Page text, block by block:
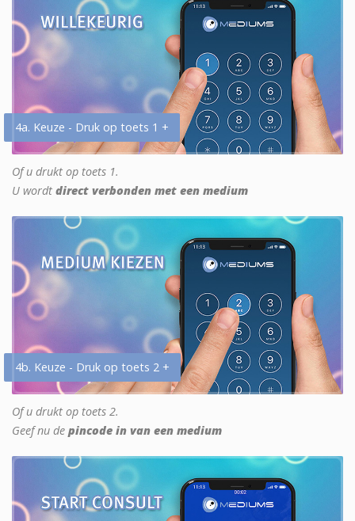
4a. Keuze - Druk op toets 1 +
Of u drukt op toets 1.
U wordt direct verbonden met een medium
4b. Keuze - Druk op toets 2 +
Of u drukt op toets 2.
Geef nu de pincode in van een medium